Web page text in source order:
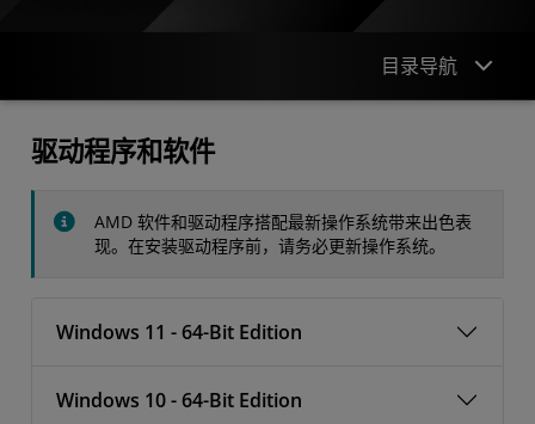
目录导航
联系我们
驱动程序和软件
AMD 软件和驱动程序搭配最新操作系统带来出色表
现。在安装驱动程序前，请务必更新操作系统。
Windows 11 - 64-Bit Edition
Windows 10 - 64-Bit Edition